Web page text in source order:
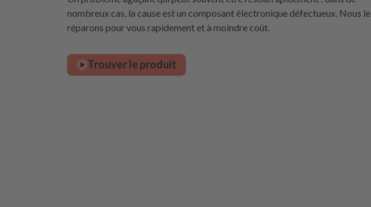
nombreux cas, la cause est un composant électronique défectueux. Nous le
réparons pour vous rapidement et à moindre coût.
Trouver le produit